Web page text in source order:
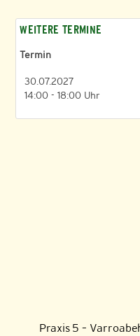
WEITERE TERMINE
Termin
30.07.2027
14:00 - 18:00 Uhr
Praxis 5 –